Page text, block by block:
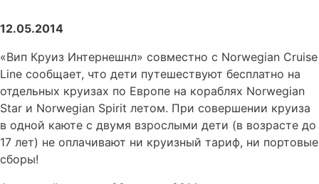
12.05.2014
«Вип Круиз Интернешнл» совместно с Norwegian Cruise
Line сообщает, что дети путешествуют бесплатно на
отдельных круизах по Европе на кораблях Norwegian
Star и Norwegian Spirit летом. При совершении круиза
в одной каюте с двумя взрослыми дети (в возрасте до
17 лет) не оплачивают ни круизный тариф, ни портовые
сборы!